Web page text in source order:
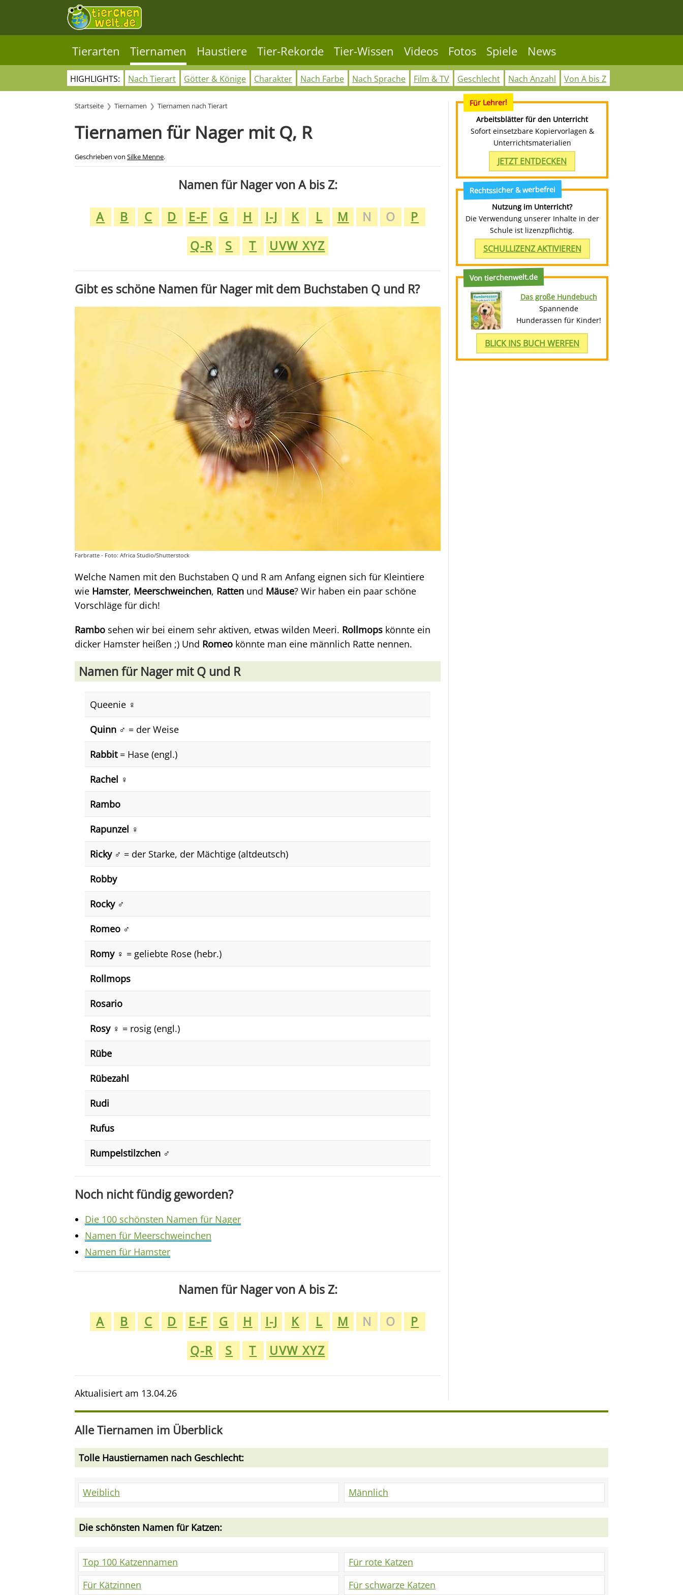
Tierarten Tiernamen Haustiere Tier-Rekorde Tier-Wissen Videos Fotos Spiele News
HIGHLIGHTS: Nach Tierart Götter & Könige Charakter Nach Farbe Nach Sprache Film & TV Geschlecht Nach Anzahl Von A bis Z
Startseite Tiernamen Tiernamen nach Tierart
Tiernamen für Nager mit Q, R
Geschrieben von Silke Menne.
Namen für Nager von A bis Z:
A
B C D E-F G H I-J K L M N O
P
Q-R
S T UVW XYZ
Gibt es schöne Namen für Nager mit dem Buchstaben Q und R?
Farbratte - Foto: Africa Studio/Shutterstock
Welche Namen mit den Buchstaben Q und R am Anfang eignen sich für Kleintiere
wie Hamster, Meerschweinchen, Ratten und Mäuse? Wir haben ein paar schöne
Vorschläge für dich!
Rambo sehen wir bei einem sehr aktiven, etwas wilden Meeri. Rollmops könnte ein
dicker Hamster heißen ;) Und Romeo könnte man eine männlich Ratte nennen.
Namen für Nager mit Q und R
Queenie ♀️
Quinn ♂️ = der Weise
Rabbit= Hase (engl.)
Rachel ♀️
Rambo
Rapunzel ♀️
Ricky ♂️ = der Starke, der Mächtige (altdeutsch)
Robby
Rocky ♂️
Romeo ♂️
Romy ♀️ = geliebte Rose (hebr.)
Rollmops
Rosario
Rosy ♀️ = rosig (engl.)
Rübe
Rübezahl
Rudi
Rufus
Rumpelstilzchen ♂️
Noch nicht fündig geworden?
Die 100 schönsten Namen für Nager
Namen für Meerschweinchen
Namen für Hamster
Namen für Nager von A bis Z:
A
B C D E-F G H I-J K L M N O
P
Q-R
S T UVW XYZ
Aktualisiert am 13.04.26
Für Lehrer!
Arbeitsblätter für den Unterricht
Sofort einsetzbare Kopiervorlagen &
Unterrichtsmaterialien
JETZT ENTDECKEN
Rechtssicher & werbefrei
Nutzung im Unterricht?
Die Verwendung unserer Inhalte in der
Schule ist lizenzpflichtig.
SCHULLIZENZ AKTIVIEREN
Von tierchenwelt.de
Das große Hundebuch
Spannende
Hunderassen für Kinder!
BLICK INS BUCH WERFEN
Alle Tiernamen im Überblick
Tolle Haustiernamen nach Geschlecht:
Weiblich Männlich
Die schönsten Namen für Katzen:
Top 100 Katzennamen
Für Kätzinnen
Für rote Katzen
Für schwarze Katzen